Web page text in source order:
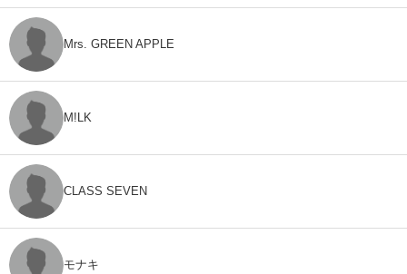
Mrs. GREEN APPLE
M!LK
CLASS SEVEN
モナキ